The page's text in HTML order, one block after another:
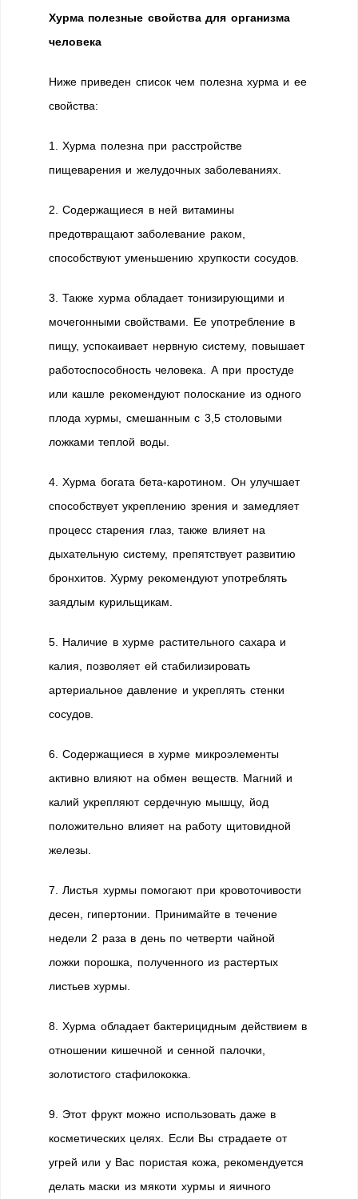
Хурма полезные свойства для организма
человека
Ниже приведен список чем полезна хурма и ее
свойства:
1. Хурма полезна при расстройстве
пищеварения и желудочных заболеваниях.
2. Содержащиеся в ней витамины
предотвращают заболевание раком,
способствуют уменьшению хрупкости сосудов.
3. Также хурма обладает тонизирующими и
мочегонными свойствами. Ее употребление в
пищу, успокаивает нервную систему, повышает
работоспособность человека. А при простуде
или кашле рекомендуют полоскание из одного
плода хурмы, смешанным с 3,5 столовыми
ложками теплой воды.
4. Хурма богата бета-каротином. Он улучшает
способствует укреплению зрения и замедляет
процесс старения глаз, также влияет на
дыхательную систему, препятствует развитию
бронхитов. Хурму рекомендуют употреблять
заядлым курильщикам.
5. Наличие в хурме растительного сахара и
калия, позволяет ей стабилизировать
артериальное давление и укреплять стенки
сосудов.
6. Содержащиеся в хурме микроэлементы
активно влияют на обмен веществ. Магний и
калий укрепляют сердечную мышцу, йод
положительно влияет на работу щитовидной
железы.
7. Листья хурмы помогают при кровоточивости
десен, гипертонии. Принимайте в течение
недели 2 раза в день по четверти чайной
ложки порошка, полученного из растертых
листьев хурмы.
8. Хурма обладает бактерицидным действием в
отношении кишечной и сенной палочки,
золотистого стафилококка.
9. Этот фрукт можно использовать даже в
косметических целях. Если Вы страдаете от
угрей или у Вас пористая кожа, рекомендуется
делать маски из мякоти хурмы и яичного